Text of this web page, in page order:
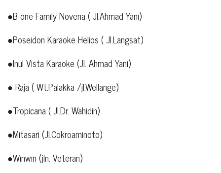
●B-one Family Novena ( Jl.Ahmad Yani)
●Poseidon Karaoke Helios ( Jl.Langsat)
●Inul Vista Karaoke (Jl. Ahmad Yani)
● Raja ( Wt.Palakka /jl.Wellange)
●Tropicana ( Jl.Dr. Wahidin)
●Mitasari (Jl.Cokroaminoto)
●Winwin (jln. Veteran)